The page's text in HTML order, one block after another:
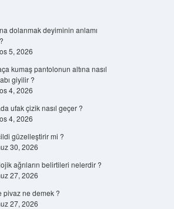
dolanmak deyiminin anlamı
5, 2026
kumaş pantolonun altına nasıl
giyilir ?
4, 2026
ufak çizik nasıl geçer ?
4, 2026
güzelleştirir mi ?
30, 2026
ağrıların belirtileri nelerdir ?
27, 2026
pivaz ne demek ?
27, 2026